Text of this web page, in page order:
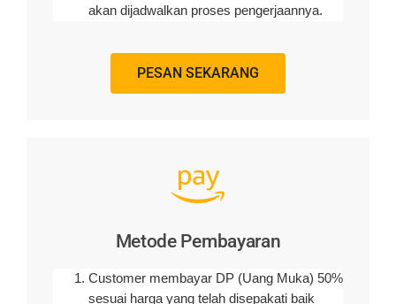
akan dijadwalkan proses pengerjaannya.
PESAN SEKARANG
Metode Pembayaran
Customer membayar DP (Uang Muka) 50%
sesuai harga yang telah disepakati baik